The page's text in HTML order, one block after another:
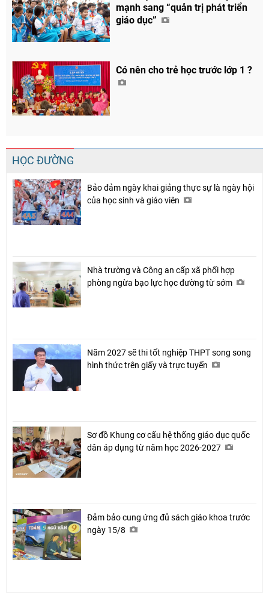
mạnh sang “quản trị phát triển
giáo dục”
Có nên cho trẻ học trước lớp 1 ?
HỌC ĐƯỜNG
Bảo đảm ngày khai giảng thực sự là ngày hội
của học sinh và giáo viên
Nhà trường và Công an cấp xã phối hợp
phòng ngừa bạo lực học đường từ sớm
Năm 2027 sẽ thi tốt nghiệp THPT song song
hình thức trên giấy và trực tuyến
Sơ đồ Khung cơ cấu hệ thống giáo dục quốc
dân áp dụng từ năm học 2026-2027
Đảm bảo cung ứng đủ sách giáo khoa trước
ngày 15/8